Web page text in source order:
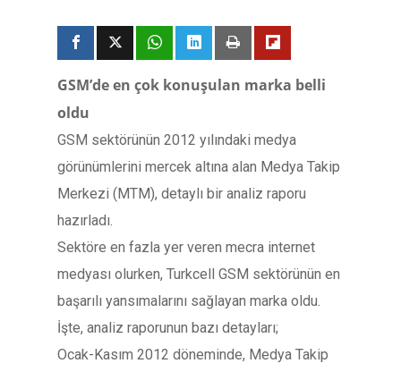
GSM’de en çok konuşulan marka belli
oldu
GSM sektörünün 2012 yılındaki medya
görünümlerini mercek altına alan Medya Takip
Merkezi (MTM), detaylı bir analiz raporu
hazırladı.
Sektöre en fazla yer veren mecra internet
medyası olurken, Turkcell GSM sektörünün en
başarılı yansımalarını sağlayan marka oldu.
İşte, analiz raporunun bazı detayları;
Ocak-Kasım 2012 döneminde, Medya Takip